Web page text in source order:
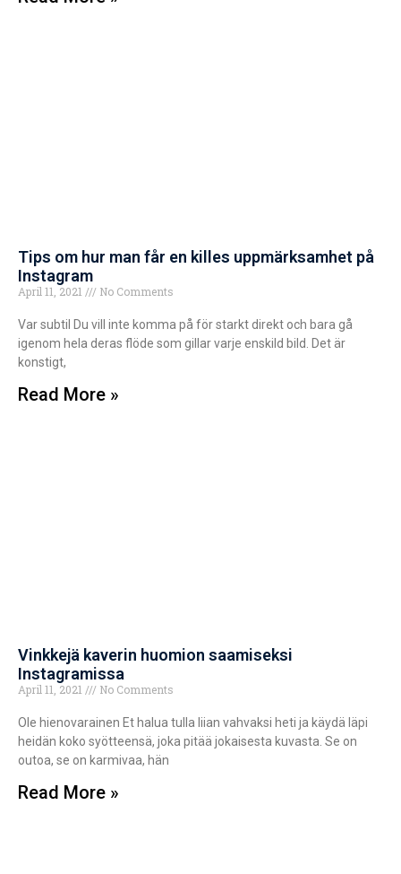
Tips om hur man får en killes uppmärksamhet på
Instagram
April 11, 2021 No Comments
Var subtil Du vill inte komma på för starkt direkt och bara gå
igenom hela deras flöde som gillar varje enskild bild. Det är
konstigt,
Read More »
Vinkkejä kaverin huomion saamiseksi
Instagramissa
April 11, 2021 No Comments
Ole hienovarainen Et halua tulla liian vahvaksi heti ja käydä läpi
heidän koko syötteensä, joka pitää jokaisesta kuvasta. Se on
outoa, se on karmivaa, hän
Read More »